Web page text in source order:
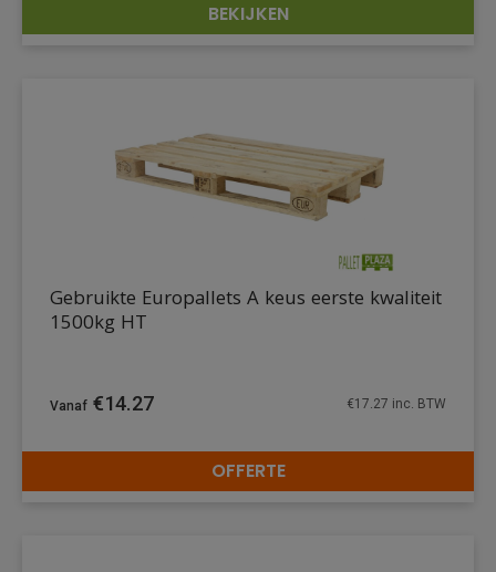
DETAILS
BEKIJKEN
DETAILS
Gebruikte Europallets A keus eerste kwaliteit
1500kg HT
€14.27 €17.27 inc. BTW
OFFERTE